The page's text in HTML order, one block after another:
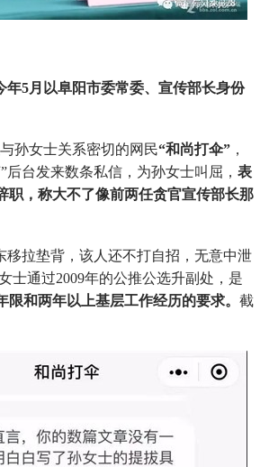
年5月以阜阳市委常委、宣传部长身份
孙女士关系密切的网民“和尚打伞” ，
后台发来数条私信，为孙女士叫屈， 表
职，称大不了像前两任贪官宣传部长那
移拉垫背，该人还不打自招，无意中泄
士通过2009年的公推公选升副处，是
限和两年以上基层工作经历的要求。 截